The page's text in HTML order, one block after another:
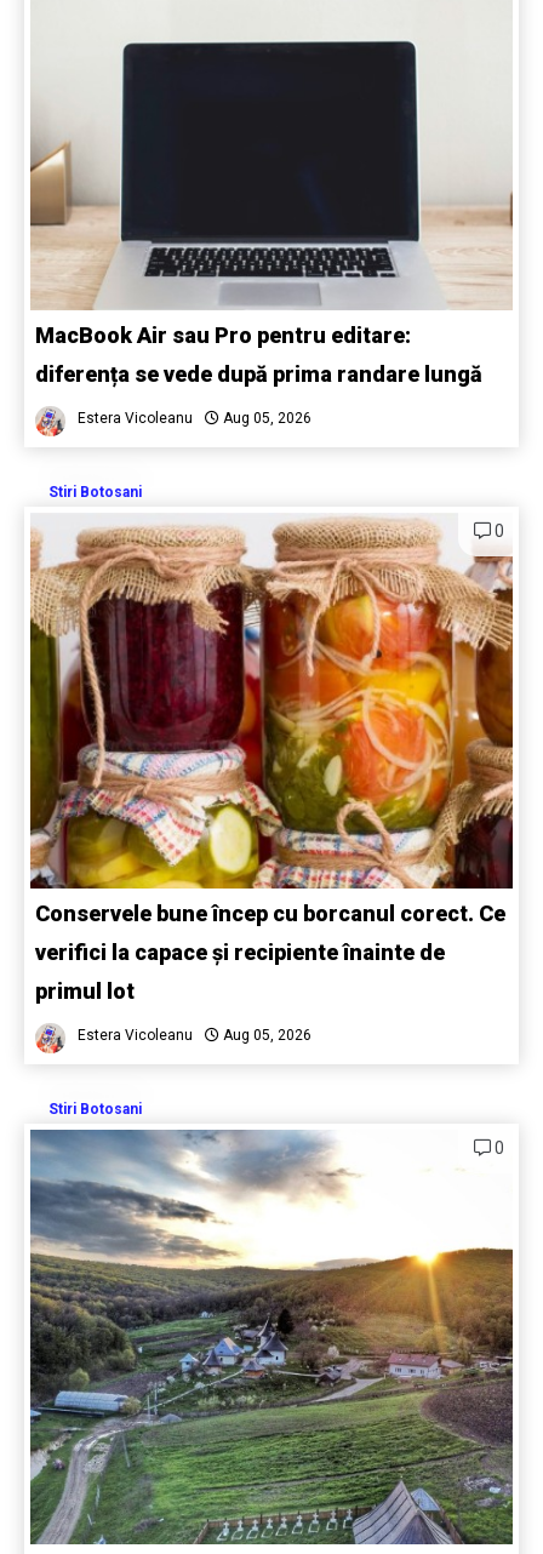
MacBook Air sau Pro pentru editare:
diferența se vede după prima randare lungă
Estera Vicoleanu Aug 05, 2026
Stiri Botosani
0
Conservele bune încep cu borcanul corect. Ce
verifici la capace și recipiente înainte de
primul lot
Estera Vicoleanu Aug 05, 2026
Stiri Botosani
0